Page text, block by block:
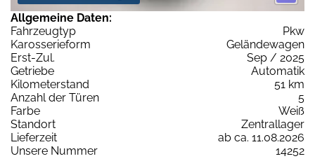
Allgemeine Daten:
Fahrzeugtyp
Pkw
Karosserieform
Geländewagen
Erst-Zul.
Sep / 2025
Getriebe
Automatik
Kilometerstand
51 km
Anzahl der Türen
5
Farbe
Weiß
Standort
Zentrallager
Lieferzeit
ab ca. 11.08.2026
Unsere Nummer
14252